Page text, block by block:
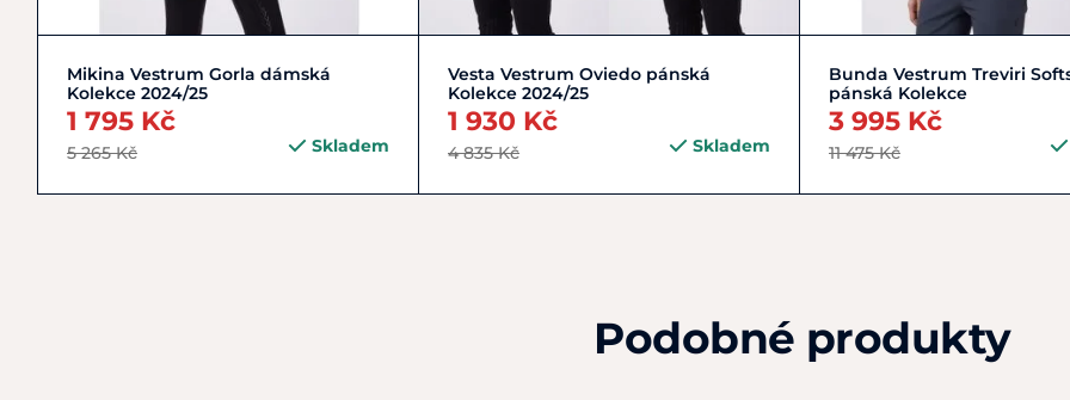
S/36 XS/34
Mikina Vestrum Gorla dámská
Kolekce 2024/25
1 795 Kč
5 265 Kč Skladem
Zobrazit detail
Vesta Vestrum Oviedo pánská
Kolekce 2024/25
1 930 Kč
4 835 Kč Skladem
M/48 XL/52
Bunda Vestrum Treviri
pánská Kolekce
3 995 Kč
11 475 Kč
Podobné produkty